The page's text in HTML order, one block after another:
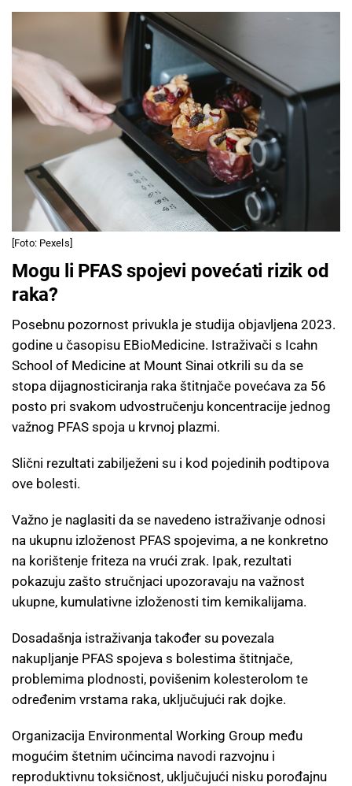
[Foto: Pexels]
Mogu li PFAS spojevi povećati rizik od
raka?
Posebnu pozornost privukla je studija objavljena 2023.
godine u časopisu EBioMedicine. Istraživači s Icahn
School of Medicine at Mount Sinai otkrili su da se
stopa dijagnosticiranja raka štitnjače povećava za 56
posto pri svakom udvostručenju koncentracije jednog
važnog PFAS spoja u krvnoj plazmi.
Slični rezultati zabilježeni su i kod pojedinih podtipova
ove bolesti.
Važno je naglasiti da se navedeno istraživanje odnosi
na ukupnu izloženost PFAS spojevima, a ne konkretno
na korištenje friteza na vrući zrak. Ipak, rezultati
pokazuju zašto stručnjaci upozoravaju na važnost
ukupne, kumulativne izloženosti tim kemikalijama.
Dosadašnja istraživanja također su povezala
nakupljanje PFAS spojeva s bolestima štitnjače,
problemima plodnosti, povišenim kolesterolom te
određenim vrstama raka, uključujući rak dojke.
Organizacija Environmental Working Group među
mogućim štetnim učincima navodi razvojnu i
reproduktivnu toksičnost, uključujući nisku porođajnu